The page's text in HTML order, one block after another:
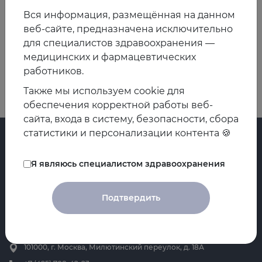
России, г. Челябинск
Назад Вперед
Главная
Циклы
Проекты НПИ
Регистры
101000, г. Москва, Милютинский переулок, д. 18А
Вся информация, размещённая на данном
веб-сайте, предназначена исключительно
для специалистов здравоохранения —
медицинских и фармацевтических
работников.
Также мы используем cookie для
обеспечения корректной работы веб-
сайта, входа в систему, безопасности, сбора
статистики и персонализации контента 🍪
Я являюсь специалистом здравоохранения
Подтвердить